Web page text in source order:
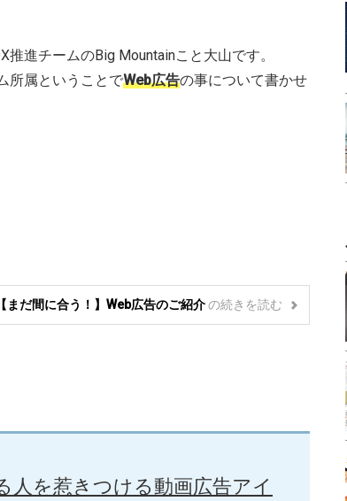
進チームのBig Mountainこと大山です。
所属ということでWeb広告の事について書かせ
【まだ間に合う！】Web広告のご紹介の続きを読む
人を惹きつける動画広告アイ